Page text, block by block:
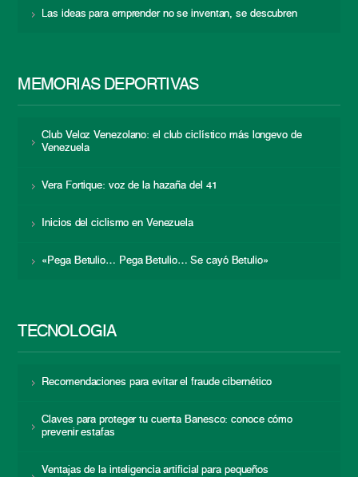
Las ideas para emprender no se inventan, se descubren
MEMORIAS DEPORTIVAS
Club Veloz Venezolano: el club ciclístico más longevo de
Venezuela
Vera Fortique: voz de la hazaña del 41
Inicios del ciclismo en Venezuela
«Pega Betulio… Pega Betulio… Se cayó Betulio»
TECNOLOGÍA
Recomendaciones para evitar el fraude cibernético
Claves para proteger tu cuenta Banesco: conoce cómo
prevenir estafas
Ventajas de la inteligencia artificial para pequeños